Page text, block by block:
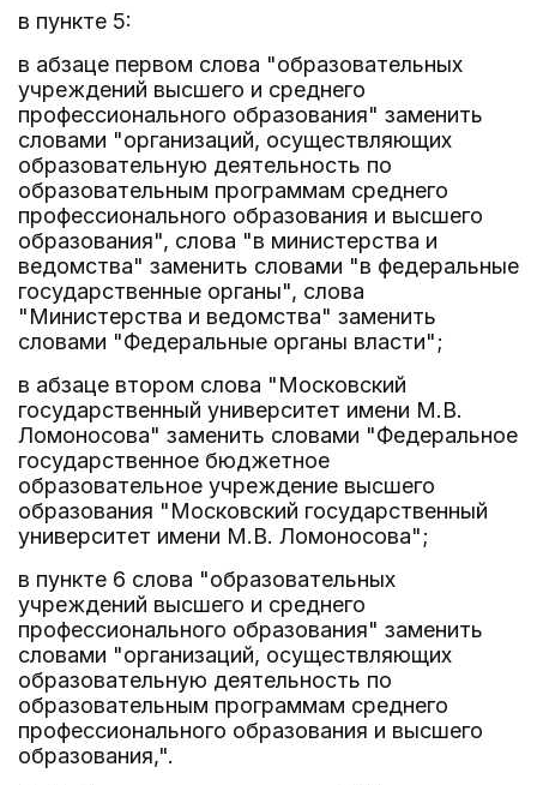
в пункте 5:
в абзаце первом слова "образовательных
учреждений высшего и среднего
профессионального образования" заменить
словами "организаций, осуществляющих
образовательную деятельность по
образовательным программам среднего
профессионального образования и высшего
образования", слова "в министерства и
ведомства" заменить словами "в федеральные
государственные органы", слова
"Министерства и ведомства" заменить
словами "Федеральные органы власти";
в абзаце втором слова "Московский
государственный университет имени М.В.
Ломоносова" заменить словами "Федеральное
государственное бюджетное
образовательное учреждение высшего
образования "Московский государственный
университет имени М.В. Ломоносова";
в пункте 6 слова "образовательных
учреждений высшего и среднего
профессионального образования" заменить
словами "организаций, осуществляющих
образовательную деятельность по
образовательным программам среднего
профессионального образования и высшего
образования,".